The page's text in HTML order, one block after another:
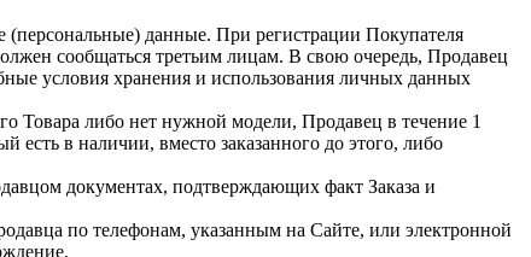
(персональные) данные. При регистрации Покупателя
сообщаться третьим лицам. В свою очередь, Продавец
условия хранения и использования личных данных
Товара либо нет нужной модели, Продавец в течение 1
есть в наличии, вместо заказанного до этого, либо
документах, подтверждающих факт Заказа и
по телефонам, указанным на Сайте, или электронной